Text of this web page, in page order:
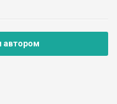
автором